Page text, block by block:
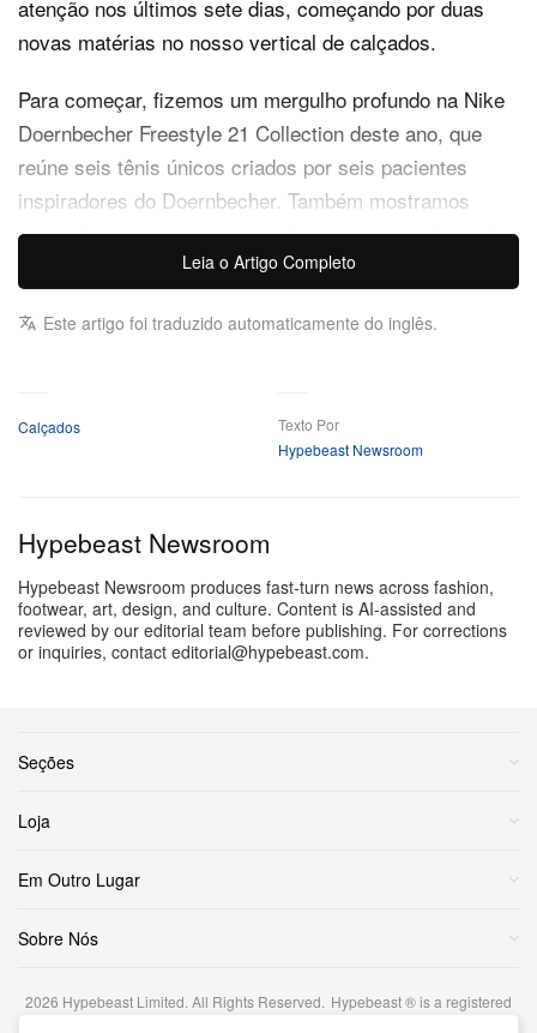
atenção nos últimos sete dias, começando por duas
novas matérias no nosso vertical de calçados.
Para começar, fizemos um mergulho profundo na Nike
Doernbecher Freestyle 21 Collection deste ano, que
reúne seis tênis únicos criados por seis pacientes
inspiradores do Doernbecher. Também mostramos
quais tênis apareceram nos pés de quem circulou pela
Shanghai Fashion Week SS26.
No giro de notícias, a Nike revelou todos os detalhes
Brand celebra seu 40º aniversário com um especial
da Assouline que traz itens nunca
um preview do Air Jordan 1 Low OG “Chicago” deste
ano.
Em outros cantos da indústria, a CLOT apresentou
cinco novos adidas Dress Superstars com tratamentos
Freizeit inspirado em
também.
preparam para lançar dois tênis, com os modelos Old
o New Balance MADE in USA 992 “Digitalis Purpurea”,
PUMA Speedcat com cristais Swarovski, por $680
Leia o Artigo Completo
Este artigo foi traduzido automaticamente do inglês.
Calçados
Texto Por
Hypebeast Newsroom
Hypebeast Newsroom
Hypebeast Newsroom produces fast-turn news across fashion,
footwear, art, design, and culture. Content is AI-assisted and
reviewed by our editorial team before publishing. For corrections
or inquiries, contact editorial@hypebeast.com.
Seções
Loja
Em Outro Lugar
Sobre Nós
2026 Hypebeast Limited. All Rights Reserved. Hypebeast ® is a registered